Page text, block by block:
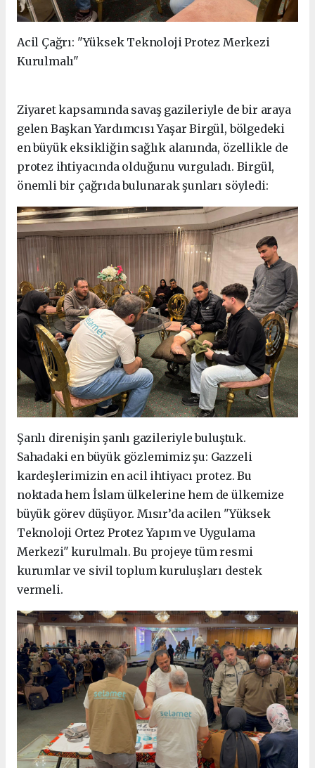
Acil Çağrı: "Yüksek Teknoloji Protez Merkezi
Kurulmalı"
Ziyaret kapsamında savaş gazileriyle de bir araya
gelen Başkan Yardımcısı Yaşar Birgül, bölgedeki
en büyük eksikliğin sağlık alanında, özellikle de
protez ihtiyacında olduğunu vurguladı. Birgül,
önemli bir çağrıda bulunarak şunları söyledi:
Şanlı direnişin şanlı gazileriyle buluştuk.
Sahadaki en büyük gözlemimiz şu: Gazzeli
kardeşlerimizin en acil ihtiyacı protez. Bu
noktada hem İslam ülkelerine hem de ülkemize
büyük görev düşüyor. Mısır’da acilen "Yüksek
Teknoloji Ortez Protez Yapım ve Uygulama
Merkezi" kurulmalı. Bu projeye tüm resmi
kurumlar ve sivil toplum kuruluşları destek
vermeli.